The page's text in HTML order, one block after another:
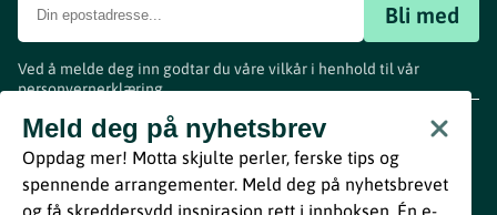
Bli med
Ved å melde deg inn godtar du våre vilkår i henhold til vår
personvernerklæring.
Meld deg på nyhetsbrev
Oppdag mer! Motta skjulte perler, ferske tips og
spennende arrangementer. Meld deg på nyhetsbrevet
og få skreddersydd inspirasjon rett i innboksen. Én e-
www.visitvestfold.com
Turistinformasjon
Vestfold Fylkeskommune
ByBreakfast